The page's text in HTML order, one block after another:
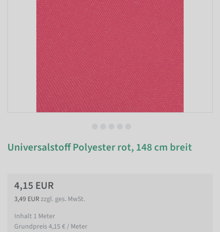
Universalstoff Polyester rot, 148 cm breit
4,15 EUR
3,49 EURzzgl. ges. MwSt.
Inhalt 1 Meter
Grundpreis4,15 € / Meter